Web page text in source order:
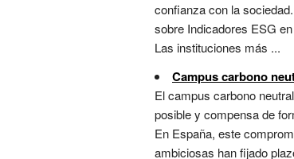
confianza con la
sobre Indicadores ESG
Las instituciones más ...
Campus carbono
El campus carbono
posible y compensa de
En España, este
ambiciosas han fijado